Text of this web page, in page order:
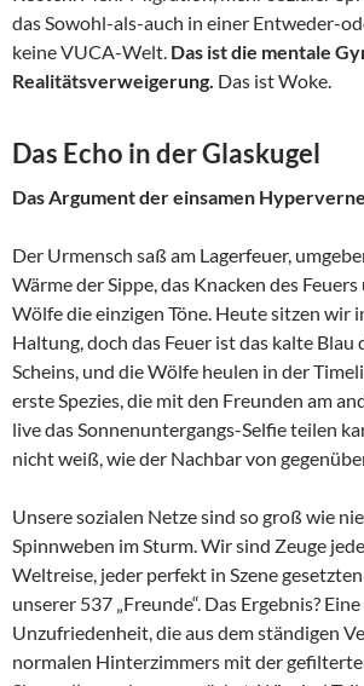
das Sowohl-als-auch in einer Entweder-
keine VUCA-Welt. Das ist die mentale
Realitätsverweigerung. Das ist Woke.
Das Echo in der Glaskugel
Das Argument der einsamen
Der Urmensch saß am Lagerfeuer,
Wärme der Sippe, das Knacken des
Wölfe die einzigen Töne. Heute sitzen wir
Haltung, doch das Feuer ist das kalte Blau
Scheins, und die Wölfe heulen in der
erste Spezies, die mit den Freunden am
live das Sonnenuntergangs-Selfie teilen
nicht weiß, wie der Nachbar von
Unsere sozialen Netze sind so groß wie
Spinnweben im Sturm. Wir sind Zeuge
Weltreise, jeder perfekt in Szene
unserer 537 „Freunde“. Das Ergebnis?
Unzufriedenheit, die aus dem ständigen
normalen Hinterzimmers mit der